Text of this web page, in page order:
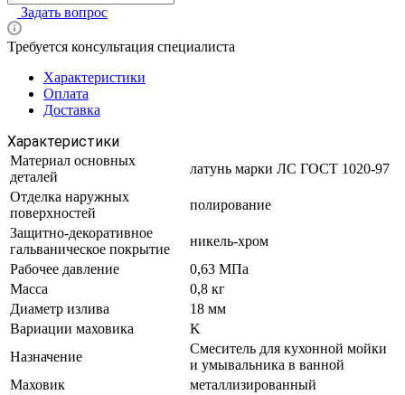
Задать вопрос
Требуется консультация специалиста
Характеристики
Оплата
Доставка
Характеристики
Материал основных
деталей
латунь марки ЛС ГОСТ 1020-97
Отделка наружных
поверхностей
полирование
Защитно-декоративное
гальваническое покрытие
никель-хром
Рабочее давление
0,63 МПа
Масса
0,8 кг
Диаметр излива
18 мм
Вариации маховика
K
Назначение
Смеситель для кухонной мойки
и умывальника в ванной
Маховик
металлизированный